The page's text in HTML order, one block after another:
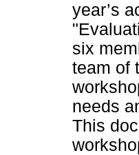
year’s
six
team of
needs
This